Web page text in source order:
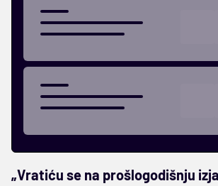
„Vratiću se na prošlogodišnju